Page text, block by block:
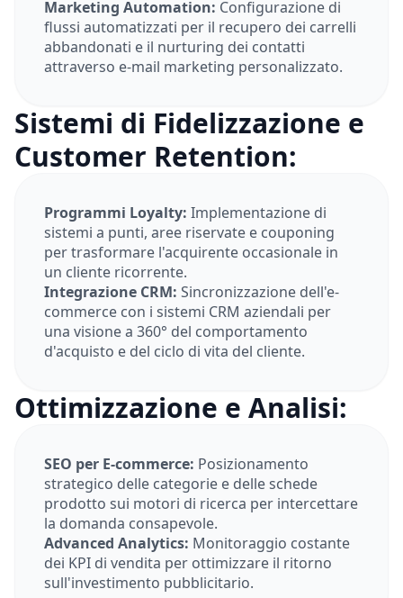
Marketing Automation: Configurazione di
flussi automatizzati per il recupero dei carrelli
abbandonati e il nurturing dei contatti
attraverso e-mail marketing personalizzato.
Sistemi di Fidelizzazione e
Customer Retention:
Programmi Loyalty: Implementazione di
sistemi a punti, aree riservate e couponing
per trasformare l'acquirente occasionale in
un cliente ricorrente.
Integrazione CRM: Sincronizzazione dell'e-
commerce con i sistemi CRM aziendali per
una visione a 360° del comportamento
d'acquisto e del ciclo di vita del cliente.
Ottimizzazione e Analisi:
SEO per E-commerce: Posizionamento
strategico delle categorie e delle schede
prodotto sui motori di ricerca per intercettare
la domanda consapevole.
Advanced Analytics: Monitoraggio costante
dei KPI di vendita per ottimizzare il ritorno
sull'investimento pubblicitario.